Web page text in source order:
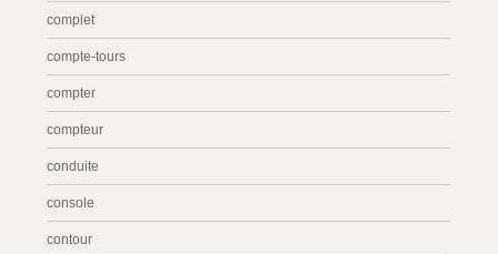
complet
compte-tours
compter
compteur
conduite
console
contour